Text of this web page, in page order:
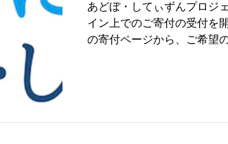
あどぼ・してぃずんプロジ
イン上でのご寄付の受付を
の寄付ページから、ご希望